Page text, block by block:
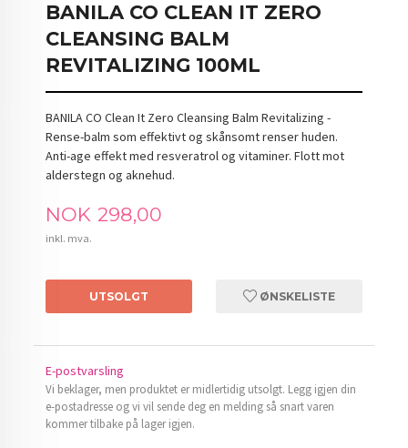
BANILA CO CLEAN IT ZERO
CLEANSING BALM
REVITALIZING 100ML
BANILA CO Clean It Zero Cleansing Balm Revitalizing -
Rense-balm som effektivt og skånsomt renser huden.
Anti-age effekt med resveratrol og vitaminer. Flott mot
alderstegn og aknehud.
Pris
NOK 298,00
inkl. mva.
UTSOLGT ØNSKELISTE
E-postvarsling
Vi beklager, men produktet er midlertidig utsolgt. Legg igjen din
e-postadresse og vi vil sende deg en melding så snart varen
kommer tilbake på lager igjen.